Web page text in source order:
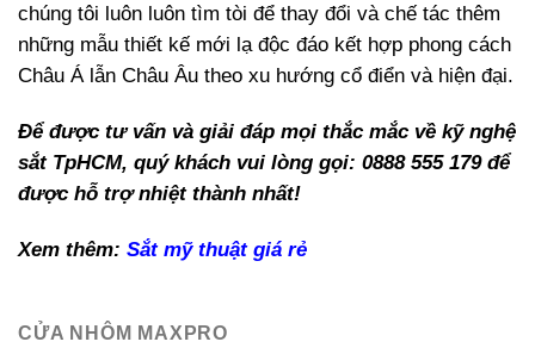
chúng tôi luôn luôn tìm tòi để thay đổi và chế tác thêm
những mẫu thiết kế mới lạ độc đáo kết hợp phong cách
Châu Á lẫn Châu Âu theo xu hướng cổ điển và hiện đại.
Để được tư vấn và giải đáp mọi thắc mắc về kỹ nghệ
sắt TpHCM, quý khách vui lòng gọi: 0888 555 179 để
được hỗ trợ nhiệt thành nhất!
Xem thêm: Sắt mỹ thuật giá rẻ
CỬA NHÔM MAXPRO